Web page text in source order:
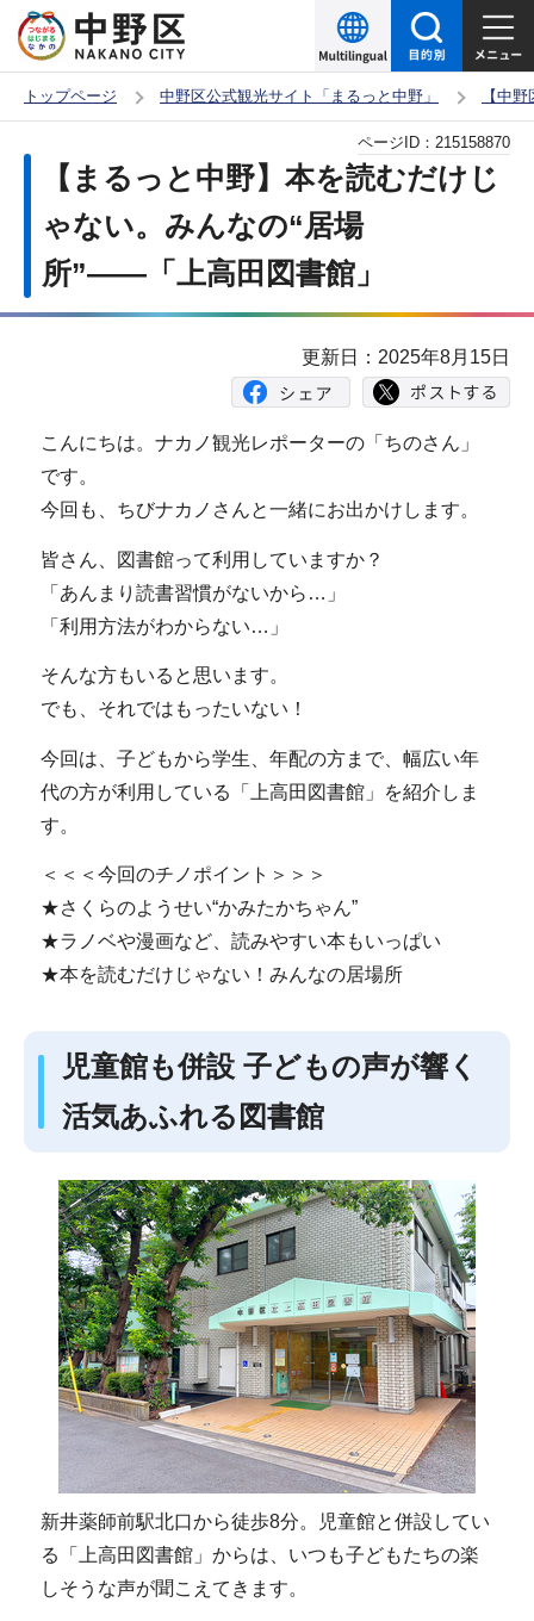
の
ー
す
トップページ 中野区公式観光サイト「まるっと中野」 【中
【まるっと中野】本を読むだけじ
ゃない。みんなの“居場
所”――「上高田図書館」
ページID： 215158870
更新日：2025年8月15日
こんにちは。ナカノ観光レポーターの「ちのさん」
です。
今回も、ちびナカノさんと一緒にお出かけします。
皆さん、図書館って利用していますか？
「あんまり読書習慣がないから…」
「利用方法がわからない…」
そんな方もいると思います。
でも、それではもったいない！
今回は、子どもから学生、年配の方まで、幅広い年
代の方が利用している「上高田図書館」を紹介しま
す。
＜＜＜今回のチノポイント＞＞＞
★さくらのようせい“かみたかちゃん”
★ラノベや漫画など、読みやすい本もいっぱい
★本を読むだけじゃない！みんなの居場所
児童館も併設 子どもの声が響く
活気あふれる図書館
新井薬師前駅北口から徒歩8分。児童館と併設してい
る「上高田図書館」からは、いつも子どもたちの楽
しそうな声が聞こえてきます。